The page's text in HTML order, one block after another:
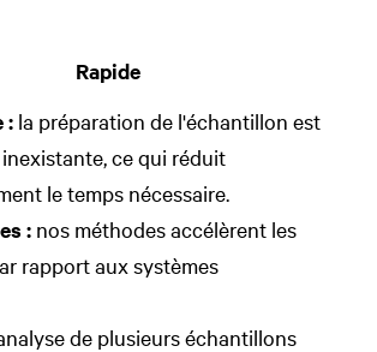
Rapide
: la préparation de l'échantillon est
ce qui réduit
le temps nécessaire.
: nos méthodes accélèrent les
rapport aux systèmes
de plusieurs échantillons